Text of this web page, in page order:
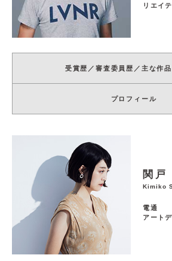
リエイ
受賞歴／審査委員歴／主な作
プロフィール
関戸
Kimiko
電通
アート